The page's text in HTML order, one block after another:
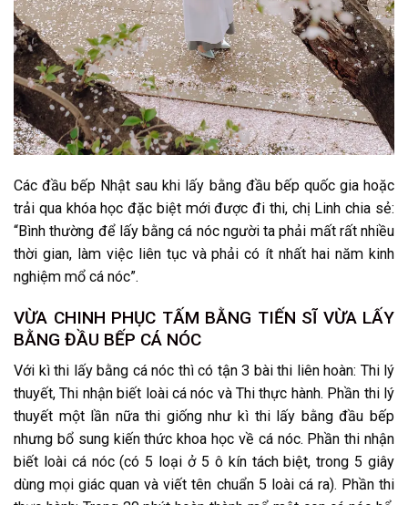
Các đầu bếp Nhật sau khi lấy bằng đầu bếp quốc gia hoặc
trải qua khóa học đặc biệt mới được đi thi, chị Linh chia sẻ:
“Bình thường để lấy bằng cá nóc người ta phải mất rất nhiều
thời gian, làm việc liên tục và phải có ít nhất hai năm kinh
nghiệm mổ cá nóc”.
VỪA CHINH PHỤC TẤM BẰNG TIẾN SĨ VỪA LẤY
BẰNG ĐẦU BẾP CÁ NÓC
Với kì thi lấy bằng cá nóc thì có tận 3 bài thi liên hoàn: Thi lý
thuyết, Thi nhận biết loài cá nóc và Thi thực hành. Phần thi lý
thuyết một lần nữa thi giống như kì thi lấy bằng đầu bếp
nhưng bổ sung kiến thức khoa học về cá nóc. Phần thi nhận
biết loài cá nóc (có 5 loại ở 5 ô kín tách biệt, trong 5 giây
dùng mọi giác quan và viết tên chuẩn 5 loài cá ra). Phần thi